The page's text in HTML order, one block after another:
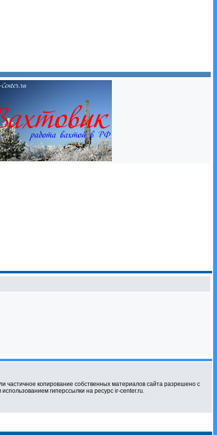
копирование собственных материалов сайта разрешено с
гиперссылки на ресурс ir-center.ru.